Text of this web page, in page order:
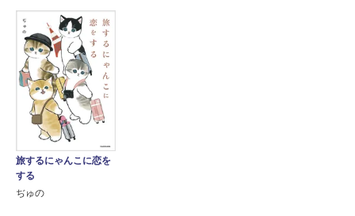
旅するにゃんこに恋を
する
ぢゅの